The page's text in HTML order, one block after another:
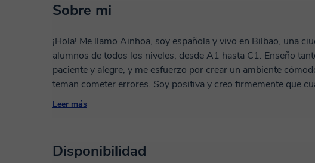
Sobre mi
¡Hola! Me llamo Ainhoa, soy española y vivo en Bilbao, una
alumnos de todos los niveles, desde A1 hasta C1. Enseño tanto
paciente y alegre, y me esfuerzo por crear un ambiente
teman cometer errores. Soy positiva y creo firmemente que
constancia y un acompañamiento correcto puede mejorar Soy profesora de español online
materiales de alta calidad que integran gramática, audios y
Leer más
Disponibilidad